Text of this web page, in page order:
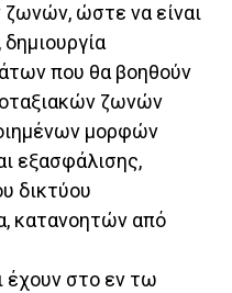
ζωνών, ώστε να είναι
που θα βοηθούν
ζωνών
μορφών
εξασφάλισης,
δικτύου
κατανοητών από
έχουν στο εν τω